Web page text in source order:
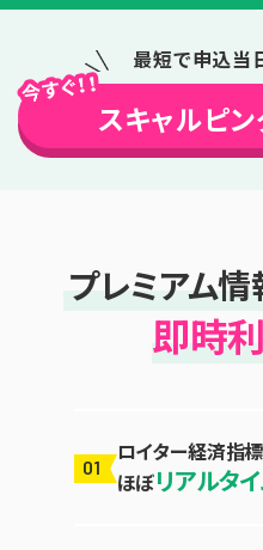
最短で申込当
スキャルピ
プレミアム
即時
01
ロイター経済指
ほぼリアルタ